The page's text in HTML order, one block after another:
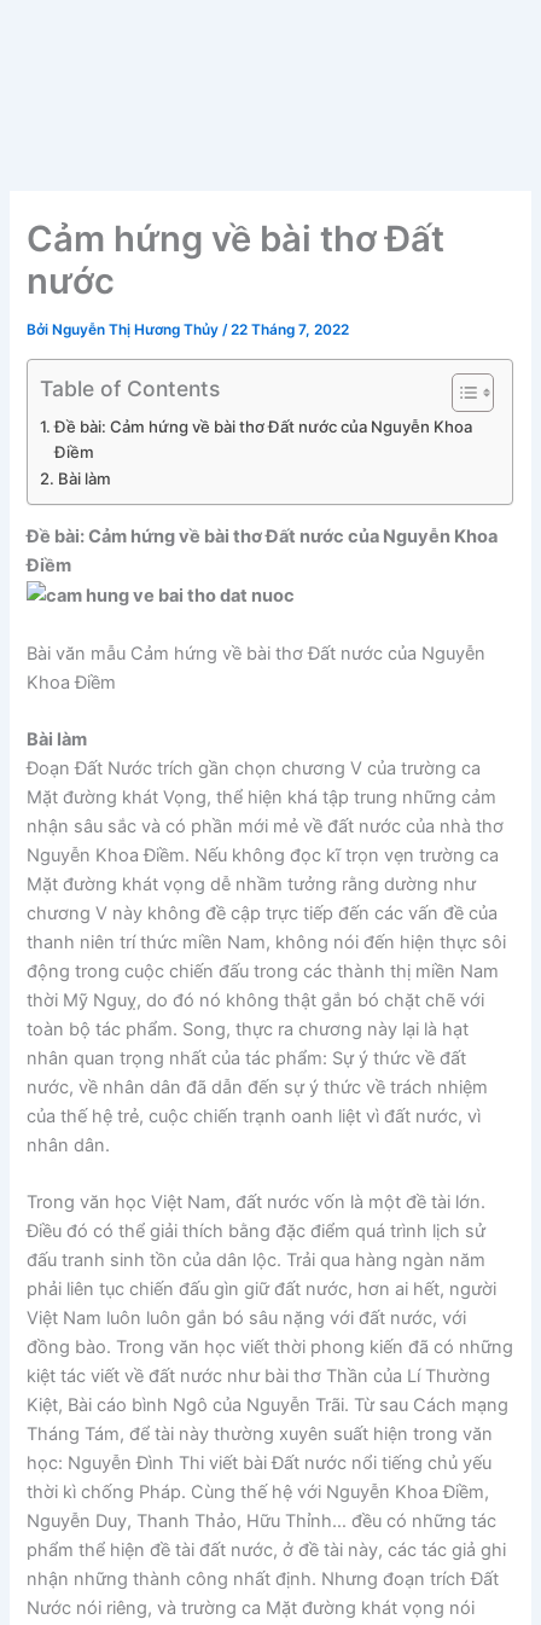
Cảm hứng về bài thơ Đất
nước
Bởi Nguyễn Thị Hương Thủy/22 Tháng 7, 2022
Table of Contents
Đề bài: Cảm hứng về bài thơ Đất nước của Nguyễn Khoa
Điềm
Bài làm
Đề bài: Cảm hứng về bài thơ Đất nước của Nguyễn Khoa
Điềm
Bài văn mẫu Cảm hứng về bài thơ Đất nước của Nguyễn
Khoa Điềm
Bài làm
Đoạn Đất Nước trích gần chọn chương V của trường ca
Mặt đường khát Vọng, thể hiện khá tập trung những cảm
nhận sâu sắc và có phần mới mẻ về đất nước của nhà thơ
Nguyễn Khoa Điềm. Nếu không đọc kĩ trọn vẹn trường ca
Mặt đường khát vọng dễ nhầm tưởng rằng dường như
chương V này không đề cập trực tiếp đến các vấn đề của
thanh niên trí thức miền Nam, không nói đến hiện thực sôi
động trong cuộc chiến đấu trong các thành thị miền Nam
thời Mỹ Nguỵ, do đó nó không thật gắn bó chặt chẽ với
toàn bộ tác phẩm. Song, thực ra chương này lại là hạt
nhân quan trọng nhất của tác phẩm: Sự ý thức về đất
nước, về nhân dân đã dẫn đến sự ý thức về trách nhiệm
của thế hệ trẻ, cuộc chiến trạnh oanh liệt vì đất nước, vì
nhân dân.
Trong văn học Việt Nam, đất nước vốn là một đề tài lớn.
Điều đó có thể giải thích bằng đặc điểm quá trình lịch sử
đấu tranh sinh tồn của dân lộc. Trải qua hàng ngàn năm
phải liên tục chiến đấu gìn giữ đất nước, hơn ai hết, người
Việt Nam luôn luôn gắn bó sâu nặng với đất nước, với
đồng bào. Trong văn học viết thời phong kiến đã có những
kiệt tác viết về đất nước như bài thơ Thần của Lí Thường
Kiệt, Bài cáo bình Ngô của Nguyễn Trãi. Từ sau Cách mạng
Tháng Tám, để tài này thường xuyên suất hiện trong văn
học: Nguyễn Đình Thi viết bài Đất nước nổi tiếng chủ yếu
thời kì chống Pháp. Cùng thế hệ với Nguyễn Khoa Điềm,
Nguyễn Duy, Thanh Thảo, Hữu Thỉnh… đều có những tác
phẩm thể hiện đề tài đất nước, ở đề tài này, các tác giả ghi
nhận những thành công nhất định. Nhưng đoạn trích Đất
Nước nói riêng, và trường ca Mặt đường khát vọng nói